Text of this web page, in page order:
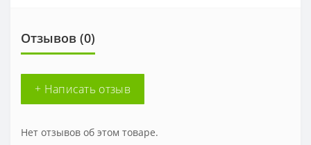
Отзывов (0)
+ Написать отзыв
Нет отзывов об этом товаре.